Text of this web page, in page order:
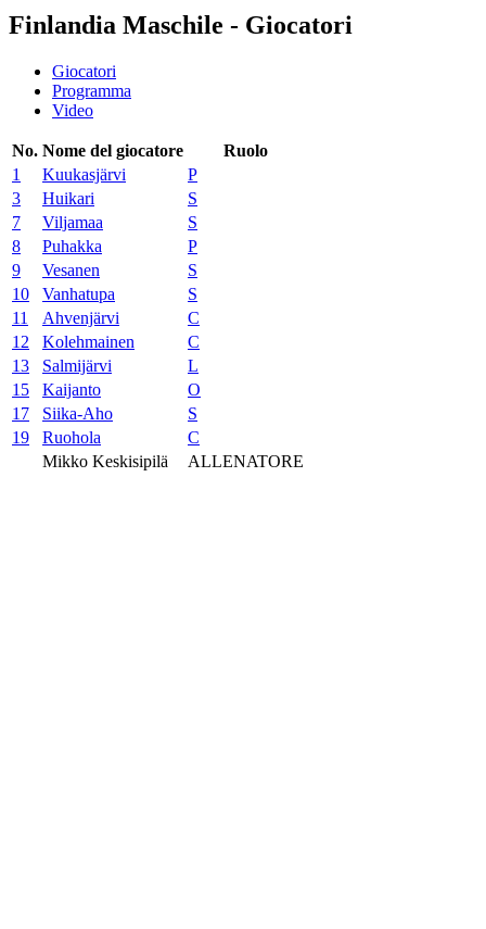
Finlandia Maschile - Giocatori
Giocatori
Programma
Video
No. Nome del giocatore
Ruolo
1
Kuukasjärvi
P
3
Huikari
S
7
Viljamaa
S
8
Puhakka
P
9
Vesanen
S
10
Vanhatupa
S
11
Ahvenjärvi
C
12
Kolehmainen
C
13
Salmijärvi
L
15
Kaijanto
O
17
Siika-Aho
S
19
Ruohola
C
Mikko Keskisipilä
ALLENATORE